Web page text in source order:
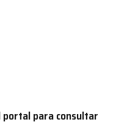
portal para consultar